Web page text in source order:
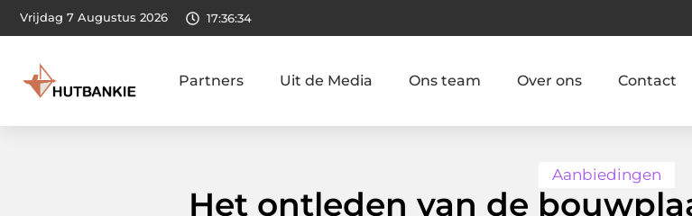
Vrijdag 7 Augustus 2026 17:36:35
Partners Uit de Media Ons team Over ons Contact
Aanbiedingen
Het ontleden van de